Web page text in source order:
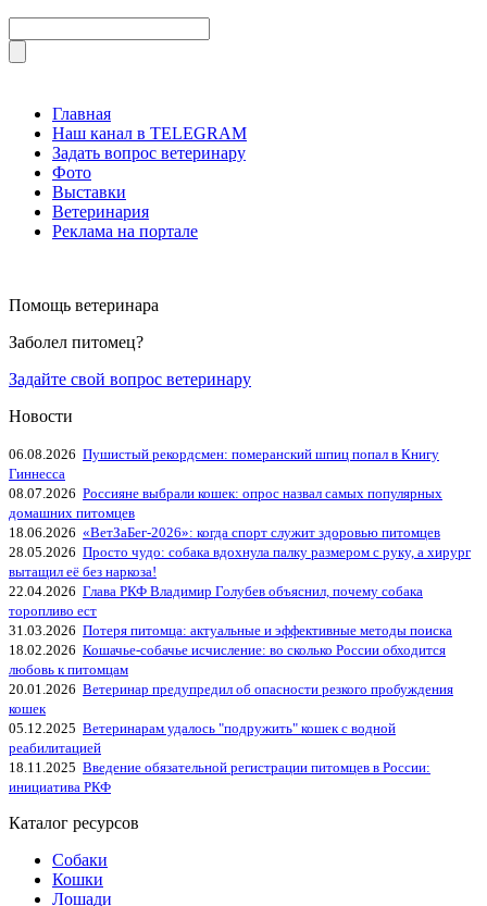
Главная
Наш канал в TELEGRAM
Задать вопрос ветеринару
Фото
Выставки
Ветеринария
Реклама на портале
Помощь ветеринара
Заболел питомец?
Задайте свой вопрос ветеринару
Новости
06.08.2026 Пушистый рекордсмен: померанский шпиц попал в Книгу
Гиннесса
08.07.2026 Россияне выбрали кошек: опрос назвал самых популярных
домашних питомцев
18.06.2026 «ВетЗаБег‑2026»: когда спорт служит здоровью питомцев
28.05.2026 Просто чудо: собака вдохнула палку размером с руку, а хирург
вытащил её без наркоза!
22.04.2026 Глава РКФ Владимир Голубев объяснил, почему собака
торопливо ест
31.03.2026 Потеря питомца: актуальные и эффективные методы поиска
18.02.2026 Кошачье-собачье исчисление: во сколько России обходится
любовь к питомцам
20.01.2026 Ветеринар предупредил об опасности резкого пробуждения
кошек
05.12.2025 Ветеринарам удалось "подружить" кошек с водной
реабилитацией
18.11.2025 Введение обязательной регистрации питомцев в России:
инициатива РКФ
Каталог ресурсов
Собаки
Кошки
Лошади